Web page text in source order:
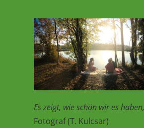
Es zeigt, wie schön wir es haben,
Fotograf (T. Kulcsar)